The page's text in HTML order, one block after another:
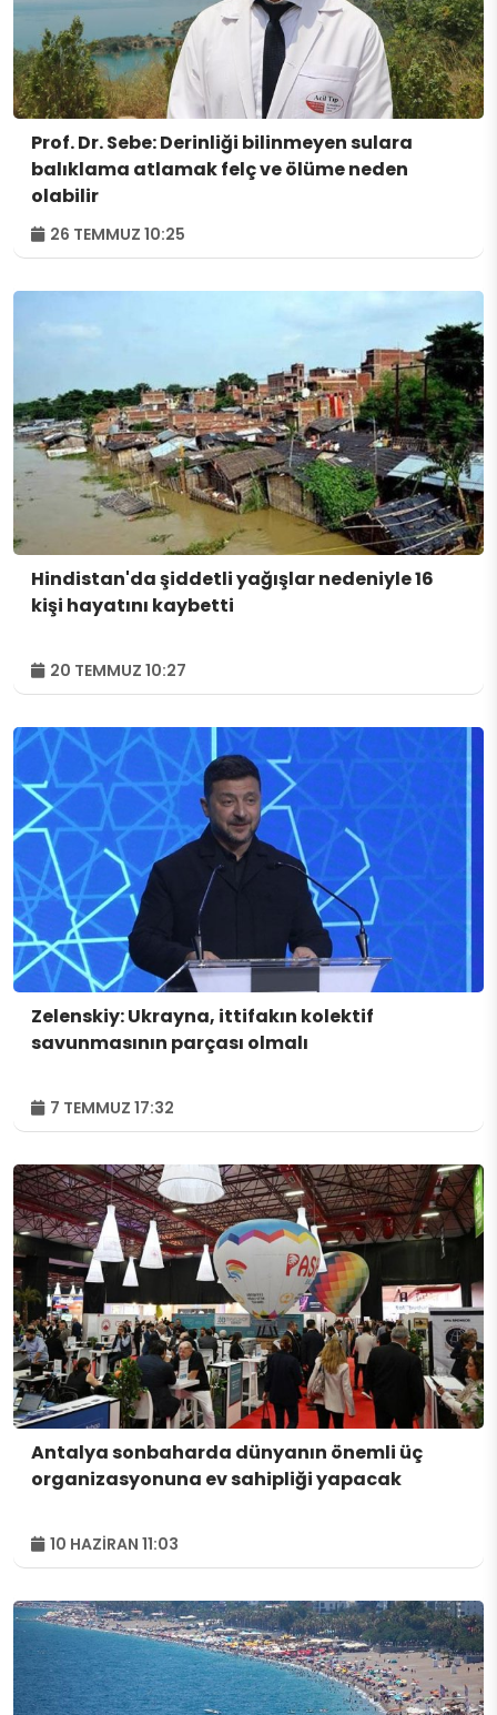
Prof. Dr. Sebe: Derinliği bilinmeyen sulara
balıklama atlamak felç ve ölüme neden
olabilir
26 TEMMUZ 10:25
Hindistan'da şiddetli yağışlar nedeniyle 16
kişi hayatını kaybetti
20 TEMMUZ 10:27
Zelenskiy: Ukrayna, ittifakın kolektif
savunmasının parçası olmalı
7 TEMMUZ 17:32
Antalya sonbaharda dünyanın önemli üç
organizasyonuna ev sahipliği yapacak
10 HAZIRAN 11:03